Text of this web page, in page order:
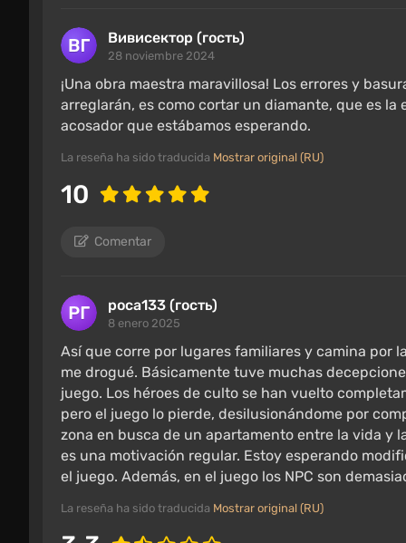
En la red de laboratorios X desplegada en la
armas avanzadas, se descubrió la capacidad
crearon emisores psíquicos biológicos y
El objetivo era irrumpir en la noosfera y
llamada "O-consciencia". Sin embargo, el 12 de
La energía de la noosfera inundó el territorio
anomalías y artefactos, así como el misterioso
artificial.
Intentando detener la propagación de la
alambre de espino y campos de minas. Los
continuaron durante los años siguientes, pero
valientes ilegales que se infiltraban en la
Ellos sacaban casi artefactos mágicos,
con mutantes mortales. En gran medida, la
se encargaban los "Mercenarios", y en las
Вивисектор (гость)
28 noviembre 2024
¡Una obra maestra maravillosa! Los errores y
arreglarán, es como cortar un diamante, que es
acosador que estábamos esperando.
La reseña ha sido traducida Mostrar original (RU)
10
Comentar
роса133 (гость)
8 enero 2025
Así que corre por lugares familiares y camina por
me drogué. Básicamente tuve muchas
juego. Los héroes de culto se han vuelto
pero el juego lo pierde, desilusionándome por
zona en busca de un apartamento entre la vida y
es una motivación regular. Estoy esperando
el juego. Además, en el juego los NPC son
La reseña ha sido traducida Mostrar original (RU)